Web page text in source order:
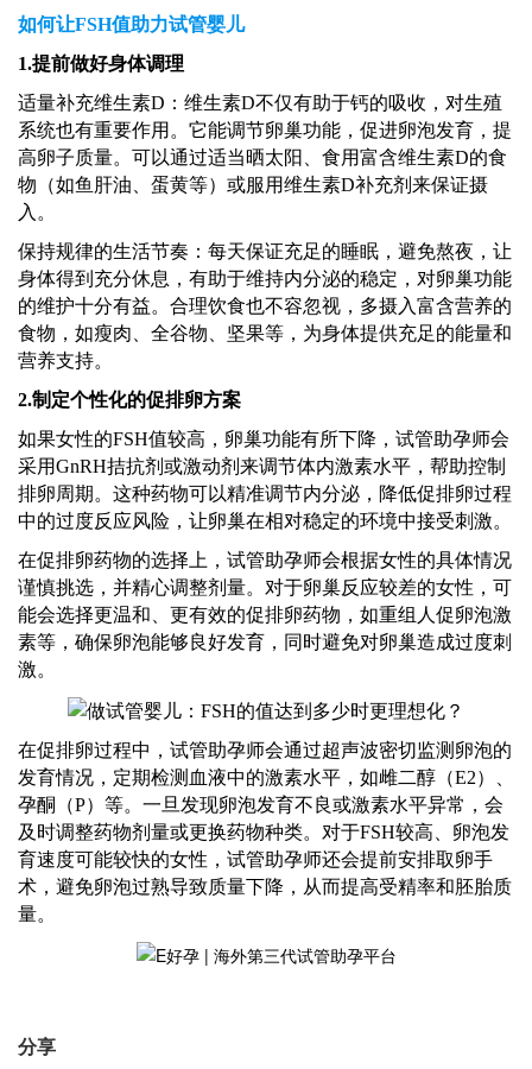
如何让FSH值助力试管婴儿
1.提前做好身体调理
适量补充维生素D：维生素D不仅有助于钙的吸收，对生殖
系统也有重要作用。它能调节卵巢功能，促进卵泡发育，提
高卵子质量。可以通过适当晒太阳、食用富含维生素D的食
物（如鱼肝油、蛋黄等）或服用维生素D补充剂来保证摄
入。
保持规律的生活节奏：每天保证充足的睡眠，避免熬夜，让
身体得到充分休息，有助于维持内分泌的稳定，对卵巢功能
的维护十分有益。合理饮食也不容忽视，多摄入富含营养的
食物，如瘦肉、全谷物、坚果等，为身体提供充足的能量和
营养支持。
2.制定个性化的促排卵方案
如果女性的FSH值较高，卵巢功能有所下降，试管助孕师会
采用GnRH拮抗剂或激动剂来调节体内激素水平，帮助控制
排卵周期。这种药物可以精准调节内分泌，降低促排卵过程
中的过度反应风险，让卵巢在相对稳定的环境中接受刺激。
在促排卵药物的选择上，试管助孕师会根据女性的具体情况
谨慎挑选，并精心调整剂量。对于卵巢反应较差的女性，可
能会选择更温和、更有效的促排卵药物，如重组人促卵泡激
素等，确保卵泡能够良好发育，同时避免对卵巢造成过度刺
激。
在促排卵过程中，试管助孕师会通过超声波密切监测卵泡的
发育情况，定期检测血液中的激素水平，如雌二醇（E2）、
孕酮（P）等。一旦发现卵泡发育不良或激素水平异常，会
及时调整药物剂量或更换药物种类。对于FSH较高、卵泡发
育速度可能较快的女性，试管助孕师还会提前安排取卵手
术，避免卵泡过熟导致质量下降，从而提高受精率和胚胎质
量。
分享